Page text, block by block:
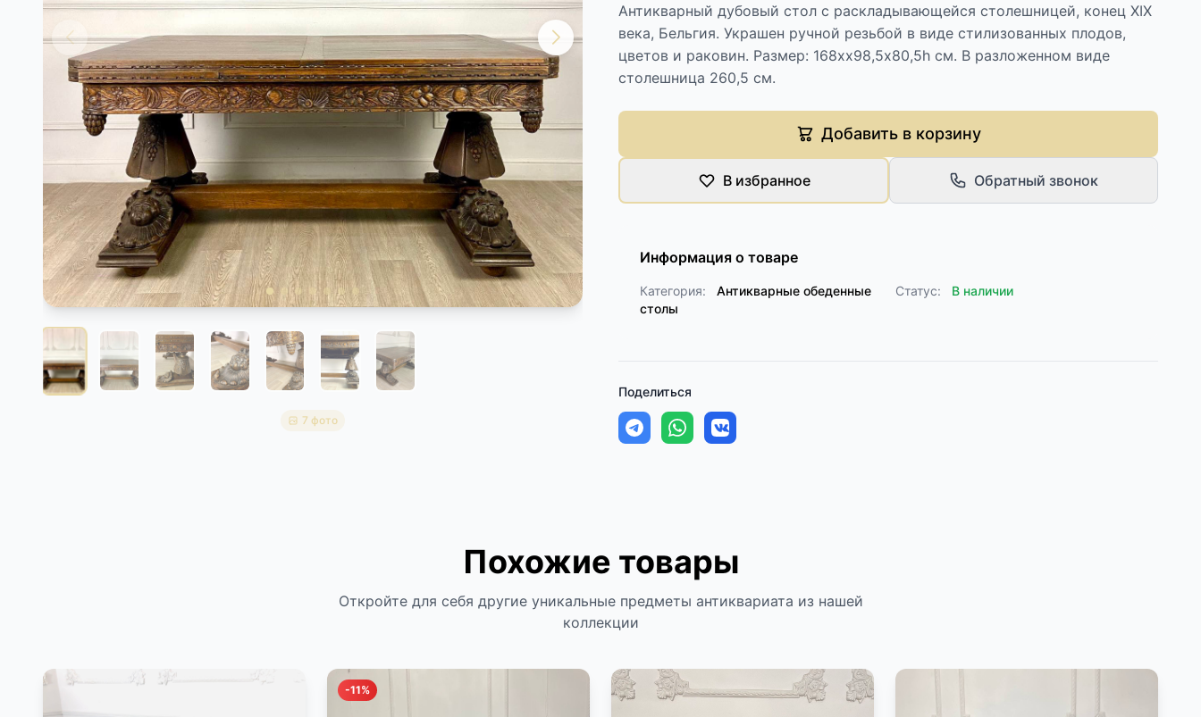
7 фото
Антикварный дубовый стол с раскладывающейся столешницей, конец ХIХ
века, Бельгия. Украшен ручной резьбой в виде стилизованных плодов,
цветов и раковин. Размер: 168хх98,5х80,5h см. В разложенном виде
столешница 260,5 см.
Добавить в корзину
В избранное Обратный звонок
Информация о товаре
Категория:
Антикварные обеденные
столы
Статус: В наличии
Поделиться
Похожие товары
Откройте для себя другие уникальные предметы антиквариата из нашей
коллекции
-11%